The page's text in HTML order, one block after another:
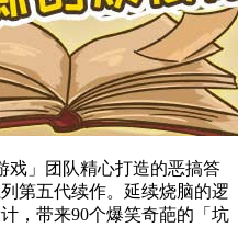
戏」团队精心打造的恶搞答
第五代续作。延续烧脑的逻
，带来90个爆笑奇葩的「坑